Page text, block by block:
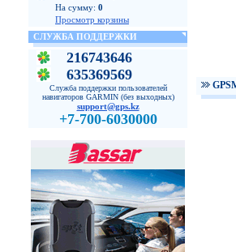
На сумму: 0
Просмотр корзины
СЛУЖБА ПОДДЕРЖКИ
216743646
635369569
Служба поддержки пользователей
навигаторов GARMIN (без выходных)
support@gps.kz
+7-700-6030000